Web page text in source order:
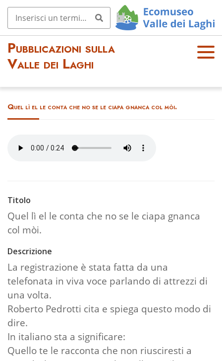
Pubblicazioni sulla
Valle dei Laghi
OPE
Quel lì el le conta che no se le ciapa gnanca col mòi.
Titolo
Quel lì el le conta che no se le ciapa gnanca
col mòi.
Descrizione
La registrazione è stata fatta da una
telefonata in viva voce parlando di attrezzi di
una volta.
Roberto Pedrotti cita e spiega questo modo di
dire.
In italiano sta a significare:
Quello te le racconta che non riusciresti a